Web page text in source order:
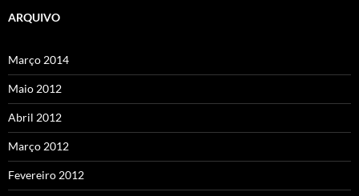
ARQUIVO
Março 2014
Maio 2012
Abril 2012
Março 2012
Fevereiro 2012